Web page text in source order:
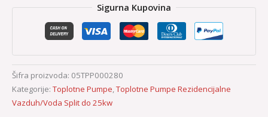
Sigurna Kupovina
Šifra proizvoda: 05TPP000280
Kategorije: Toplotne Pumpe,Toplotne Pumpe Rezidencijalne
Vazduh/Voda Split do 25kw